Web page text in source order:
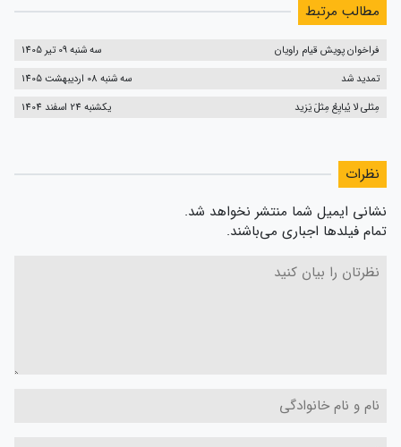
مطالب مرتبط
فراخوان پویش قیام راویان
سه شنبه 09 تیر 1405
تمدید شد
سه شنبه 08 اردیبهشت 1405
مِثلی لا یُبایِعُ مِثلَ یَزید
یکشنبه 24 اسفند 1404
نظرات
نشانی ایمیل شما منتشر نخواهد شد.
تمام فیلدها اجباری می‌باشند.